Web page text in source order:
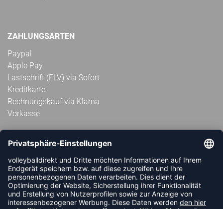
ZAHLUNGSARTEN
Paypal
Apple Pay
Lastschrift (ELV) via Sofort
Kreditkarte
Rechnungskauf via Klarna
Vorkasse
ABONNIERE JETZT DEN KOSTENLOSEN
VOLLEYBALLDIREKT-NEWSLETTER UND VERPASSE KEINE
NEUIGKEIT ODER AKTION MEHR.
JETZT ANMELDEN